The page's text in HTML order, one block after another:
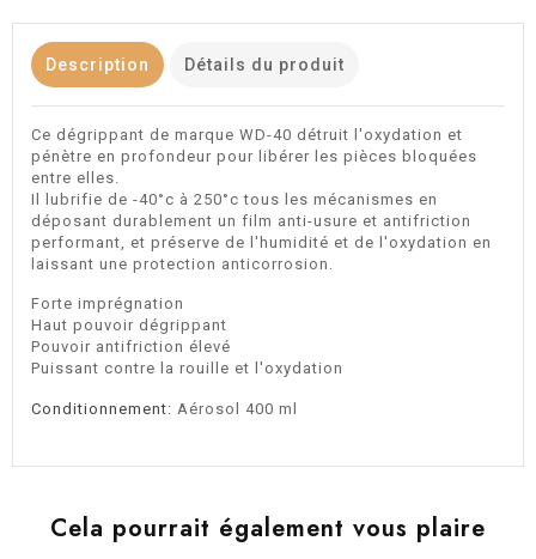
Description Détails du produit
Ce dégrippant de marque WD-40 détruit l'oxydation et
pénètre en profondeur pour libérer les pièces bloquées
entre elles.
Il lubrifie de -40°c à 250°c tous les mécanismes en
déposant durablement un film anti-usure et antifriction
performant, et préserve de l'humidité et de l'oxydation en
laissant une protection anticorrosion.
Forte imprégnation
Haut pouvoir dégrippant
Pouvoir antifriction élevé
Puissant contre la rouille et l'oxydation
Conditionnement: Aérosol 400 ml
Cela pourrait également vous plaire